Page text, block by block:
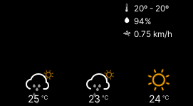
20º - 20º
94%
0.75 km/h
25 ℃ 23 ℃ 24 ℃